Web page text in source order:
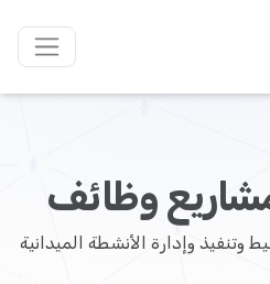
وظائف
وتنفيذ وإدارة الأنشطة الميدانية